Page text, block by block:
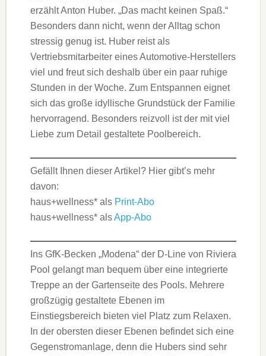
erzählt Anton Huber. „Das macht keinen Spaß.“
Besonders dann nicht, wenn der Alltag schon
stressig genug ist. Huber reist als
Vertriebsmitarbeiter eines Automotive-Herstellers
viel und freut sich deshalb über ein paar ruhige
Stunden in der Woche. Zum Entspannen eignet
sich das große idyllische Grundstück der Familie
hervorragend. Besonders reizvoll ist der mit viel
Liebe zum Detail gestaltete Poolbereich.
Gefällt Ihnen dieser Artikel? Hier gibt’s mehr
davon:
haus+wellness* als Print-Abo
haus+wellness* alsApp-Abo
Ins GfK-Becken „Modena“ der D-Line von Riviera
Pool gelangt man bequem über eine integrierte
Treppe an der Gartenseite des Pools. Mehrere
großzügig gestaltete Ebenen im
Einstiegsbereich bieten viel Platz zum Relaxen.
In der obersten dieser Ebenen befindet sich eine
Gegenstromanlage, denn die Hubers sind sehr